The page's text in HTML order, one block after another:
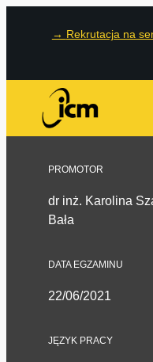
→ Rekrutacja na
PROMOTOR
dr inż. Karolina
Bała
DATA EGZAMINU
22/06/2021
JĘZYK PRACY